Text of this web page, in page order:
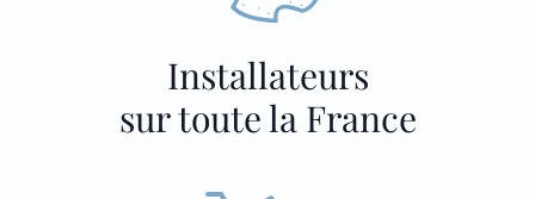
Installateurs
sur toute la France